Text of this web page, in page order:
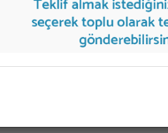
teklifi almak için